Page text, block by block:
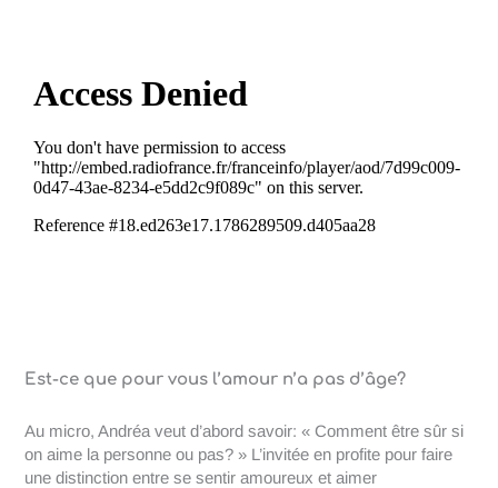
Est-ce que pour vous l’amour n’a pas d’âge?
Au micro, Andréa veut d’abord savoir: « Comment être sûr si
on aime la personne ou pas? » L’invitée en profite pour faire
une distinction entre se sentir amoureux et aimer